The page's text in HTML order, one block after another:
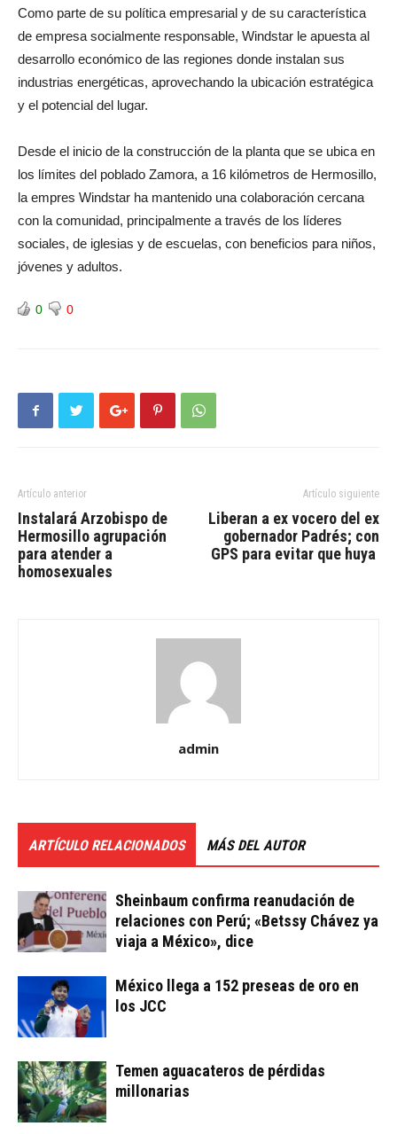
Como parte de su política empresarial y de su característica
de empresa socialmente responsable, Windstar le apuesta al
desarrollo económico de las regiones donde instalan sus
industrias energéticas, aprovechando la ubicación estratégica
y el potencial del lugar.
Desde el inicio de la construcción de la planta que se ubica en
los límites del poblado Zamora, a 16 kilómetros de Hermosillo,
la empres Windstar ha mantenido una colaboración cercana
con la comunidad, principalmente a través de los líderes
sociales, de iglesias y de escuelas, con beneficios para niños,
jóvenes y adultos.
0 0
Artículo anterior
Instalará Arzobispo de
Hermosillo agrupación
para atender a
homosexuales
Artículo siguiente
Liberan a ex vocero del ex
gobernador Padrés; con
GPS para evitar que huya
admin
ARTÍCULO RELACIONADOS MÁS DEL AUTOR
Sheinbaum confirma reanudación de
relaciones con Perú; «Betssy Chávez ya
viaja a México», dice
México llega a 152 preseas de oro en
los JCC
Temen aguacateros de pérdidas
millonarias